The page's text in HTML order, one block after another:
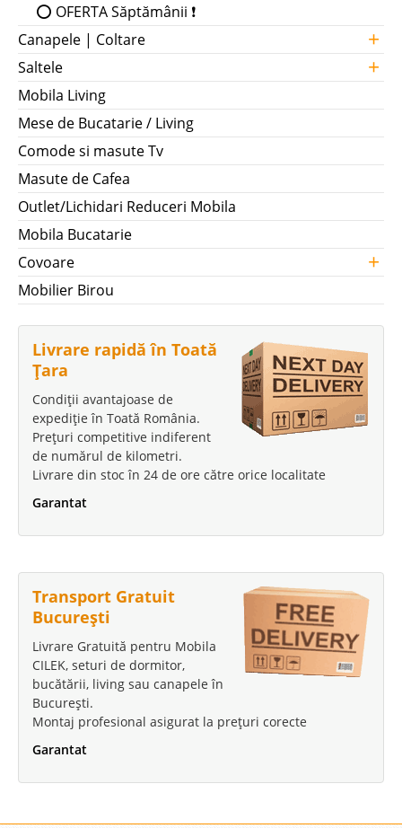
⭕ OFERTA Săptămânii ❗
Canapele | Coltare
+
Saltele +
Mobila Living
Mese de Bucatarie / Living
Comode si masute Tv
Masute de Cafea
Outlet/Lichidari Reduceri Mobila
Mobila Bucatarie
Covoare
+
Mobilier Birou
Livrare rapidă în Toată
Țara
Condiții avantajoase de
expediție în Toată România.
Prețuri competitive indiferent
de numărul de kilometri.
Livrare din stoc în 24 de ore către orice localitate
Garantat
Transport Gratuit
București
Livrare Gratuită pentru Mobila
CILEK, seturi de dormitor,
bucătării, living sau canapele în
București.
Montaj profesional asigurat la prețuri corecte
Garantat